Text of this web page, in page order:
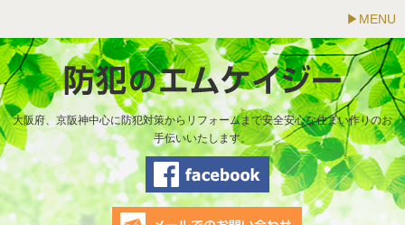
MENU
大阪府、京阪神中心に防犯対策からリフォームまで安全安心な住まい作りのお
手伝いいたします。